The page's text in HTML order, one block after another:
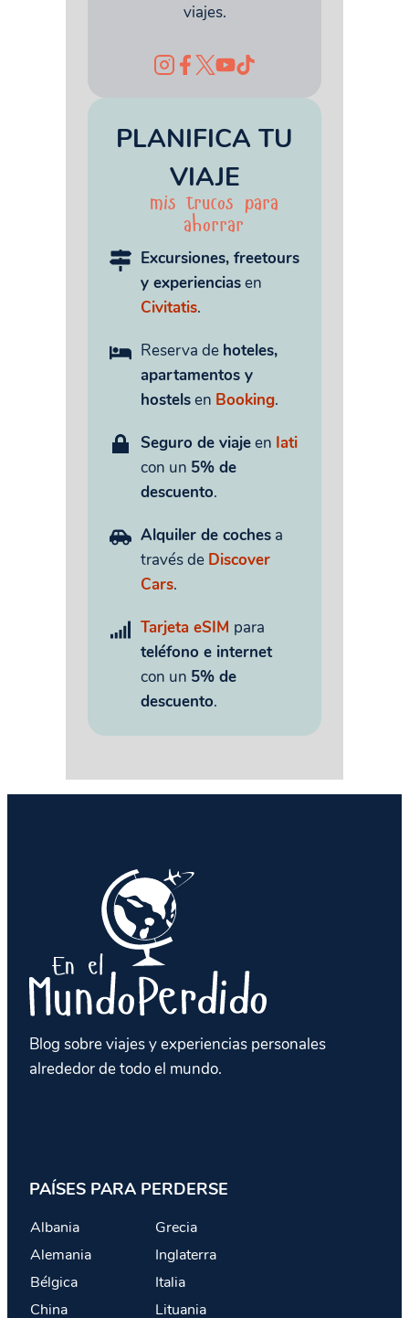
viajes.
PLANIFICA TU
VIAJE
mis trucos para
ahorrar
Excursiones, freetours
y experienciasen
Civitatis.
Reserva de hoteles,
apartamentos y
hostelsen Booking.
Seguro de viajeen Iati
con un 5% de
descuento.
Alquiler de coches a
través de Discover
Cars.
Tarjeta eSIM para
teléfono e internet
con un 5% de
descuento.
Blog sobre viajes y experiencias personales
alrededor de todo el mundo.
PAÍSES PARA PERDERSE
Albania
Alemania
Bélgica
China
Grecia
Inglaterra
Italia
Lituania